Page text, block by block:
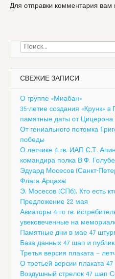
Для отправки комментария
Найти:
СВЕЖИЕ ЗАПИСИ
О группе «Миабан»
35-летие создания «Крунк» в
памятные даты от
От гениального потомка
победы
О летчике 4 гв. ИАП С.Т.
командира полка В.Ф.
Эдуард Мосесов (Санкт-
Флага Арцаха!
Э. Мосесов (СПб). Кто есть
Предложение 22 мая
Авиаторы 4-го гв.
увековеченные на
Памятные дни в мае 47
База данных 47 шап и
Третья версия плаката —
О третьей версии плаката
Воздушный стрелок 47 шап